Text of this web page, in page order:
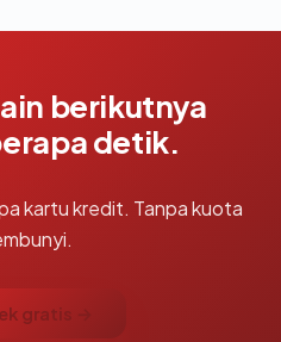
berikutnya
detik.
kartu kredit. Tanpa kuota
gratis →